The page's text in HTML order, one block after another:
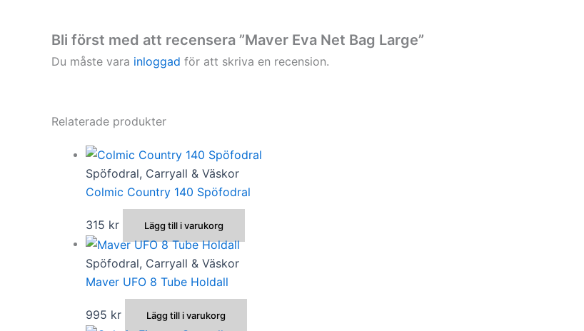
Bli först med att recensera ”Maver Eva Net Bag Large”
Du måste vara inloggad för att skriva en recension.
Relaterade produkter
Spöfodral, Carryall & Väskor
Colmic Country 140 Spöfodral
315 kr Lägg till i varukorg
Spöfodral, Carryall & Väskor
Maver UFO 8 Tube Holdall
995 kr Lägg till i varukorg